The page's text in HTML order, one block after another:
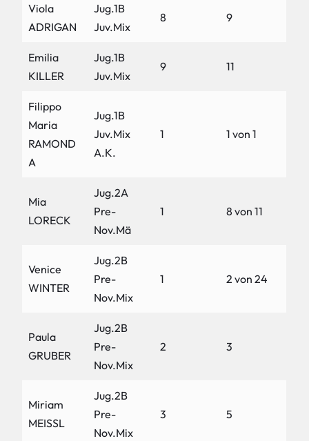
Viola
ADRIGAN
Jug.1B
Juv.Mix
8 9
Emilia
KILLER
Jug.1B
Juv.Mix
9 11
Filippo
Maria
RAMOND
A
Jug.1B
Juv.Mix
A.K.
1 1 von 1
Mia
LORECK
Jug.2A
Pre-
Nov.Mä
1 8 von 11
Venice
WINTER
Jug.2B
Pre-
Nov.Mix
1 2 von 24
Paula
GRUBER
Jug.2B
Pre-
Nov.Mix
2 3
Miriam
MEISSL
Jug.2B
Pre-
Nov.Mix
3 5